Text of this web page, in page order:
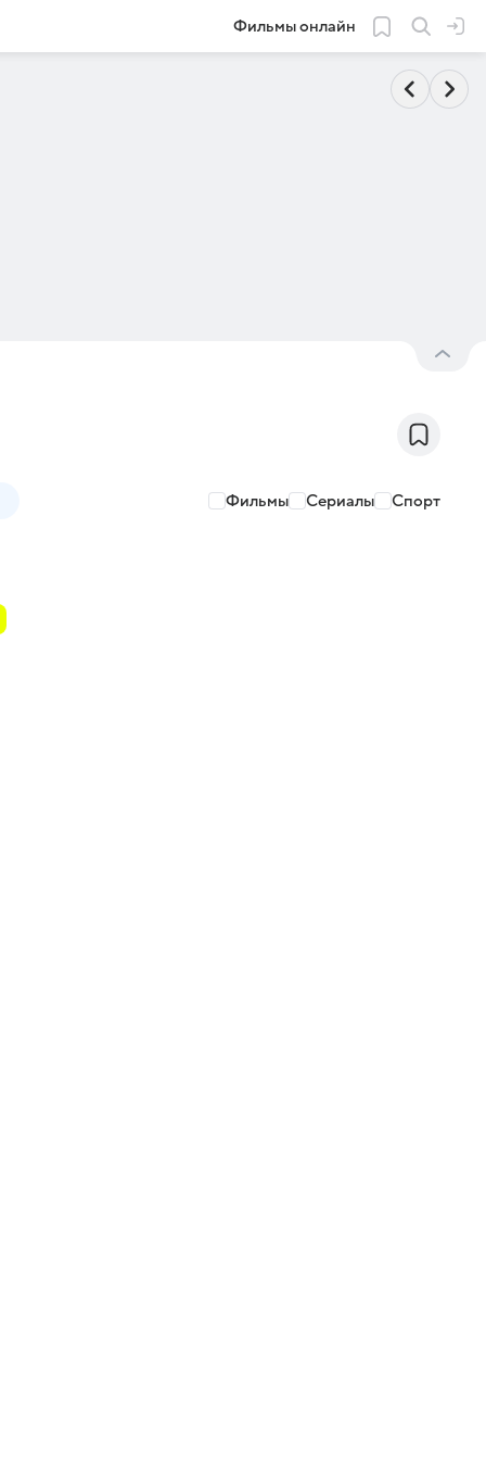
Фильмы онлайн
Фильмы Сериалы Спорт